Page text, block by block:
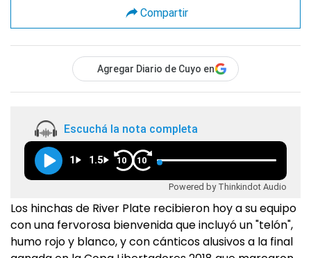
Compartir
Agregar Diario de Cuyo en
Escuchá la nota completa
1 1.5 10 10
Powered by Thinkindot Audio
Los hinchas de River Plate recibieron hoy a su equipo
con una fervorosa bienvenida que incluyó un "telón",
humo rojo y blanco, y con cánticos alusivos a la final